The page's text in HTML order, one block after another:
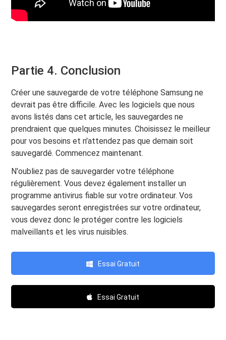
Partie 4. Conclusion
Créer une sauvegarde de votre téléphone Samsung ne
devrait pas être difficile. Avec les logiciels que nous
avons listés dans cet article, les sauvegardes ne
prendraient que quelques minutes. Choisissez le meilleur
pour vos besoins et n'attendez pas que demain soit
sauvegardé. Commencez maintenant.
N'oubliez pas de sauvegarder votre téléphone
régulièrement. Vous devez également installer un
programme antivirus fiable sur votre ordinateur. Vos
sauvegardes seront enregistrées sur votre ordinateur,
vous devez donc le protéger contre les logiciels
malveillants et les virus nuisibles.
Essai Gratuit
Essai Gratuit